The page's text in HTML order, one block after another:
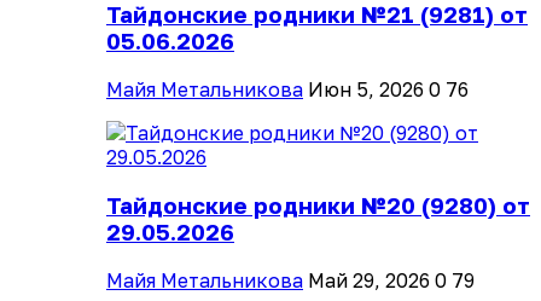
Тайдонские родники №21 (9281) от
05.06.2026
Майя Метальникова Июн 5, 2026 0 76
Тайдонские родники №20 (9280) от
29.05.2026
Майя Метальникова Май 29, 2026 0 79